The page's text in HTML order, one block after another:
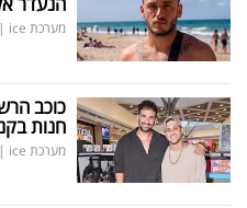
מערכת ice |
כוכב
חנות
מערכת ice |